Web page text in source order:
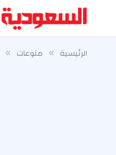
الرئيسية » منوعات »